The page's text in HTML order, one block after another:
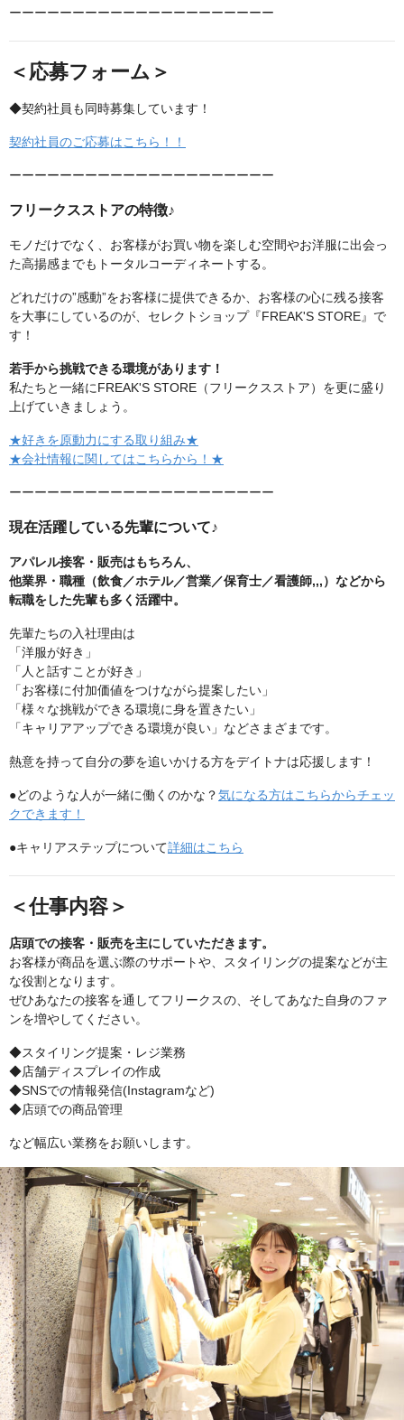
ーーーーーーーーーーーーーーーーーーーーー
＜応募フォーム＞
◆契約社員も同時募集しています！
契約社員のご応募はこちら！！
ーーーーーーーーーーーーーーーーーーーーー
フリークスストアの特徴♪
モノだけでなく、お客様がお買い物を楽しむ空間やお洋服に出会っ
た高揚感までもトータルコーディネートする。
どれだけの”感動”をお客様に提供できるか、お客様の心に残る接客
を大事にしているのが、セレクトショップ『FREAK'S STORE』で
す！
若手から挑戦できる環境があります！
私たちと一緒にFREAK'S STORE（フリークスストア）を更に盛り
上げていきましょう。
★好きを原動力にする取り組み★
★会社情報に関してはこちらから！★
ーーーーーーーーーーーーーーーーーーーーー
現在活躍している先輩について♪
アパレル接客・販売はもちろん、
他業界・職種（飲食／ホテル／営業／保育士／看護師,,,）などから
転職をした先輩も多く活躍中。
先輩たちの入社理由は
「洋服が好き」
「人と話すことが好き」
「お客様に付加価値をつけながら提案したい」
「様々な挑戦ができる環境に身を置きたい」
「キャリアアップできる環境が良い」などさまざまです。
熱意を持って自分の夢を追いかける方をデイトナは応援します！
●どのような人が一緒に働くのかな？気になる方はこちらからチェッ
クできます！
●キャリアステップについて詳細はこちら
＜仕事内容＞
店頭での接客・販売を主にしていただきます。
お客様が商品を選ぶ際のサポートや、スタイリングの提案などが主
な役割となります。
ぜひあなたの接客を通してフリークスの、そしてあなた自身のファ
ンを増やしてください。
◆スタイリング提案・レジ業務
◆店舗ディスプレイの作成
◆SNSでの情報発信(Instagramなど)
◆店頭での商品管理
など幅広い業務をお願いします。